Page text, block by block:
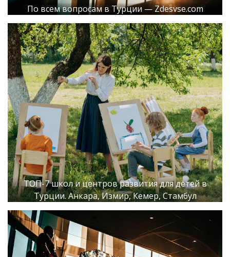
По всем вопросам в Турции — Zdesvse.com
ТОП-7 школ и центров развития для детей в
Турции. Анкара, Измир, Кемер, Стамбул